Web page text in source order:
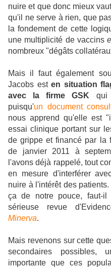
nuire et que donc mieux
qu'il ne serve à rien, que
la fondement de cette
une multiplicité de vaccins
nombreux "dégâts
Mais il faut également
Jacobs esten situation
avec la firme GSK qui
puisqu'un document
nous apprend qu'elle est
essai clinique portant sur
de grippe et financé par la
de janvier 2011 à
l'avons déjà rappelé, tout
en mesure d'interférer
nuire à l'intérêt des patients.
ça de notre pouce, faut-
sérieuse revue
Minerva.
Mais revenons sur cette
secondaires possibles,
importante que ces